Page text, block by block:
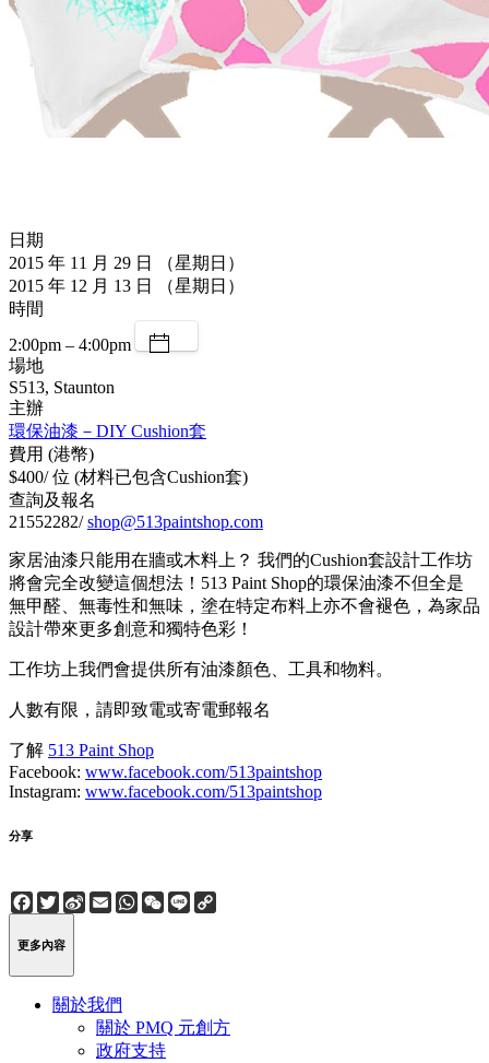
日期
2015 年 11 月 29 日 （星期日）
2015 年 12 月 13 日 （星期日）
時間
2:00pm – 4:00pm
場地
S513, Staunton
主辦
環保油漆－DIY Cushion套
費用 (港幣)
$400/ 位 (材料已包含Cushion套)
查詢及報名
21552282/shop@513paintshop.com
家居油漆只能用在牆或木料上？ 我們的Cushion套設計工作坊
將會完全改變這個想法！513 Paint Shop的環保油漆不但全是
無甲醛、無毒性和無味，塗在特定布料上亦不會褪色，為家品
設計帶來更多創意和獨特色彩！
工作坊上我們會提供所有油漆顏色、工具和物料。
人數有限，請即致電或寄電郵報名
了解 513 Paint Shop
Facebook: www.facebook.com/513paintshop
Instagram: www.facebook.com/513paintshop
分享
Facebook
Twitter
Sina
Weibo
EmailWhatsApp
WeChat
Line
更多內容
關於我們
關於 PMQ 元創方
政府支持